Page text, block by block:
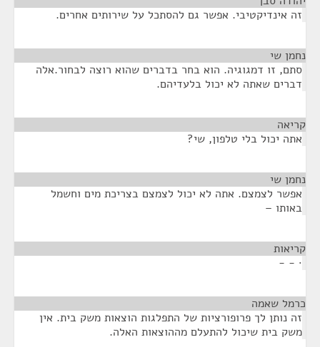
זה אינדיקטיבי. אפשר גם להסתכל על שירותים אחרים.
נחמן שי
סתם, זו דמגוגיה. הוא בחר בדברים שהוא רוצה לבחור.אלה
דברים שאתה לא יכול בלעדיהם.
קריאה
אתה יכול בלי טלפון, שי?
נחמן שי
אפשר לצמצם. אתה לא יכול לצמצם בצריכת מים וחשמל
באותו –
קריאות
· - -
כרמל שאמה
זה נותן לך פרופורציות של התפלגות הוצאות משק בית. אין
משק בית שיכול להתעלם מההוצאות האלה.